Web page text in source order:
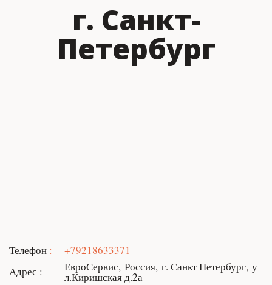
г. Санкт-
Петербург
Телефон
+79218633371
Адрес
ЕвроСервис, Россия, г. Санкт Петербург, у
л.Киришская д.2а